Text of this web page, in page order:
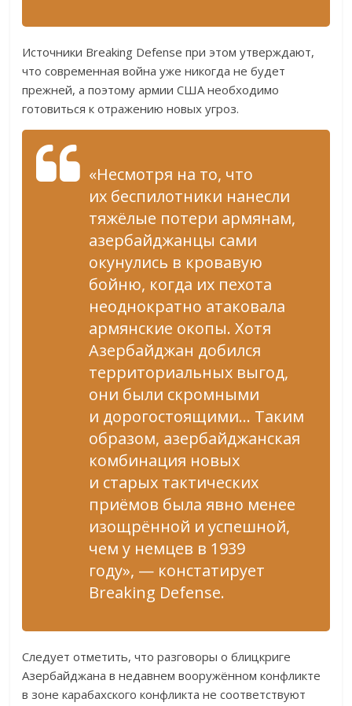
Источники Breaking Defense при этом утверждают,
что современная война уже никогда не будет
прежней, а поэтому армии США необходимо
готовиться к отражению новых угроз.
«Несмотря на то, что
их беспилотники нанесли
тяжёлые потери армянам,
азербайджанцы сами
окунулись в кровавую
бойню, когда их пехота
неоднократно атаковала
армянские окопы. Хотя
Азербайджан добился
территориальных выгод,
они были скромными
и дорогостоящими… Таким
образом, азербайджанская
комбинация новых
и старых тактических
приёмов была явно менее
изощрённой и успешной,
чем у немцев в 1939
году», — констатирует
Breaking Defense.
Следует отметить, что разговоры о блицкриге
Азербайджана в недавнем вооружённом конфликте
в зоне карабахского конфликта не соответствуют